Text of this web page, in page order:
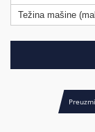
Težina mašine